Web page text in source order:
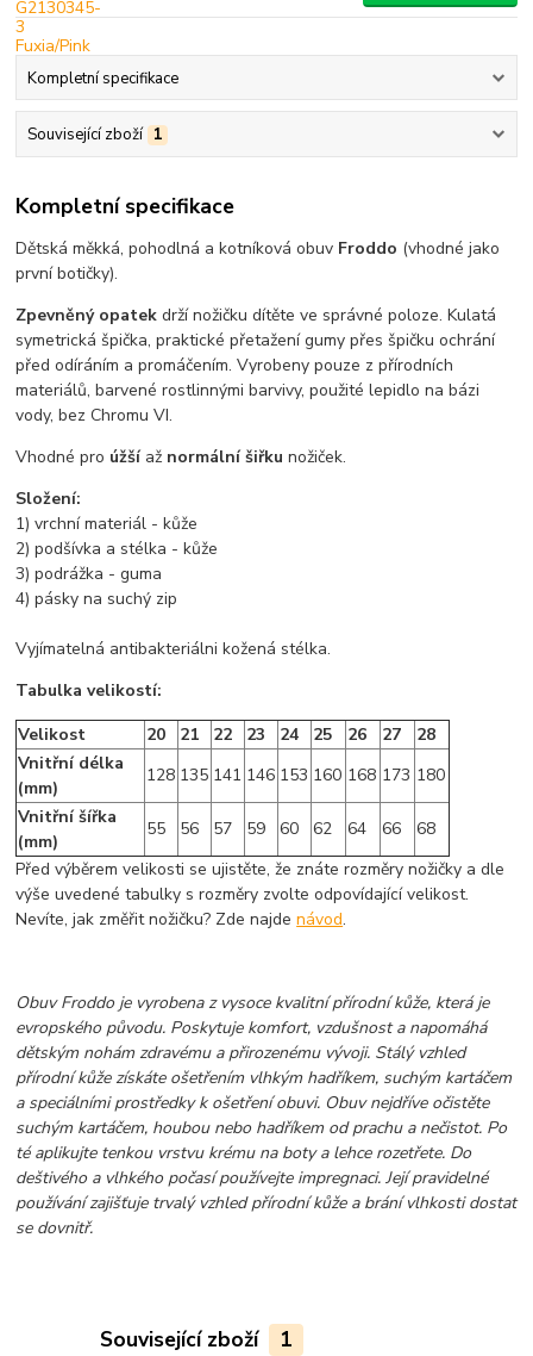
Kompletní specifikace
Související zboží 1
Kompletní specifikace
Dětská měkká, pohodlná a kotníková obuv Froddo (vhodné jako
první botičky).
Zpevněný opatek drží nožičku dítěte ve správné poloze. Kulatá
symetrická špička, praktické přetažení gumy přes špičku ochrání
před odíráním a promáčením. Vyrobeny pouze z přírodních
materiálů, barvené rostlinnými barvivy, použité lepidlo na bázi
vody, bez Chromu VI.
Vhodné pro úžšíaž normální šiřku nožiček.
Složení:
1) vrchní materiál - kůže
2) podšívka a stélka - kůže
3) podrážka - guma
4) pásky na suchý zip
Vyjímatelná antibakteriálni kožená stélka.
Tabulka velikostí:
Velikost
20 21 22 23 24 25 26 27
28
Vnitřní délka
(mm)
128 135 141 146 153 160 168 173 180
Vnitřní šířka
(mm)
55 56 57 59 60 62 64 66
68
Před výběrem velikosti se ujistěte, že znáte rozměry nožičky a dle
výše uvedené tabulky s rozměry zvolte odpovídající velikost.
Nevíte, jak změřit nožičku? Zde najdenávod.
Obuv Froddo je vyrobena z vysoce kvalitní přírodní kůže, která je
evropského původu. Poskytuje komfort, vzdušnost a napomáhá
dětským nohám zdravému a přirozenému vývoji. Stálý vzhled
přírodní kůže získáte ošetřením vlhkým hadříkem, suchým kartáčem
a speciálními prostředky k ošetření obuvi. Obuv nejdříve očistěte
suchým kartáčem, houbou nebo hadříkem od prachu a nečistot. Po
té aplikujte tenkou vrstvu krému na boty a lehce rozetřete. Do
deštivého a vlhkého počasí používejte impregnaci. Její pravidelné
používání zajišťuje trvalý vzhled přírodní kůže a brání vlhkosti dostat
se dovnitř.
Související zboží 1